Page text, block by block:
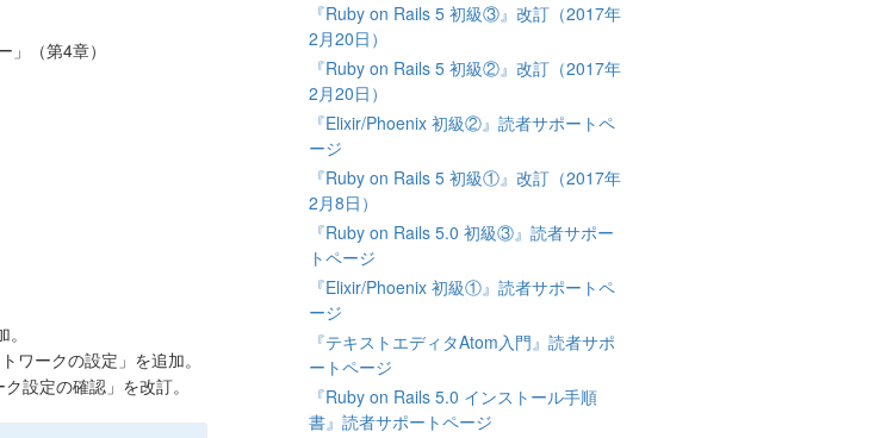
（第4章）
ワークの設定」を追加。
設定の確認」を改訂。
『Ruby on Rails 5 初級③』改訂（2017年
2月20日）
『Ruby on Rails 5 初級②』改訂（2017年
2月20日）
『Elixir/Phoenix 初級②』読者サポートペ
ージ
『Ruby on Rails 5 初級①』改訂（2017年
2月8日）
『Ruby on Rails 5.0 初級③』読者サポー
トページ
『Elixir/Phoenix 初級①』読者サポートペ
ージ
『テキストエディタAtom入門』読者サポ
ートページ
『Ruby on Rails 5.0 インストール手順
書』読者サポートページ